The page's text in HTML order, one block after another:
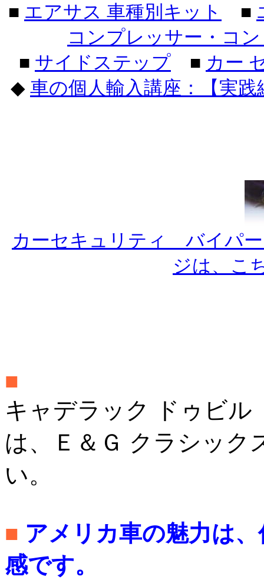
■ エアサス 車種別キット ■
コンプレッサー・コ
■ サイドステップ ■ カー
◆ 車の個人輸入講座：【実
カーセキュリティ バイパー
ジは、こ
■
キャデラック ドゥビル
は、Ｅ＆Ｇ クラシック
い。
■ アメリカ車の魅力は
感です。